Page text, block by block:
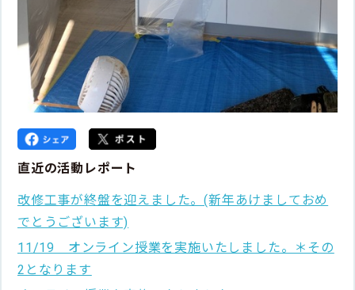
直近の活動レポート
改修工事が終盤を迎えました。(新年あけましておめ
でとうございます)
11/19 オンライン授業を実施いたしました。＊その
2となります